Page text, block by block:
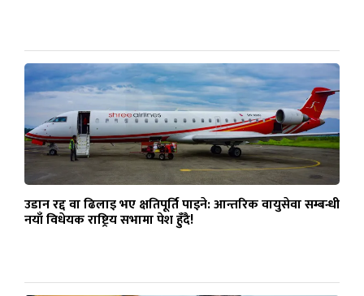
उडान रद्द वा ढिलाइ भए क्षतिपूर्ति पाइने: आन्तरिक वायुसेवा सम्बन्धी
नयाँ विधेयक राष्ट्रिय सभामा पेश हुँदै!